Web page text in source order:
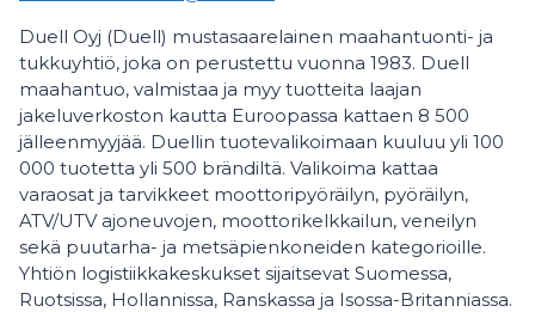
Duell Oyj (Duell) mustasaarelainen maahantuonti- ja
tukkuyhtiö, joka on perustettu vuonna 1983. Duell
maahantuo, valmistaa ja myy tuotteita laajan
jakeluverkoston kautta Euroopassa kattaen 8 500
jälleenmyyjää. Duellin tuotevalikoimaan kuuluu yli 100
000 tuotetta yli 500 brändiltä. Valikoima kattaa
varaosat ja tarvikkeet moottoripyöräilyn, pyöräilyn,
ATV/UTV ajoneuvojen, moottorikelkkailun, veneilyn
sekä puutarha- ja metsäpienkoneiden kategorioille.
Yhtiön logistiikkakeskukset sijaitsevat Suomessa,
Ruotsissa, Hollannissa, Ranskassa ja Isossa-Britanniassa.